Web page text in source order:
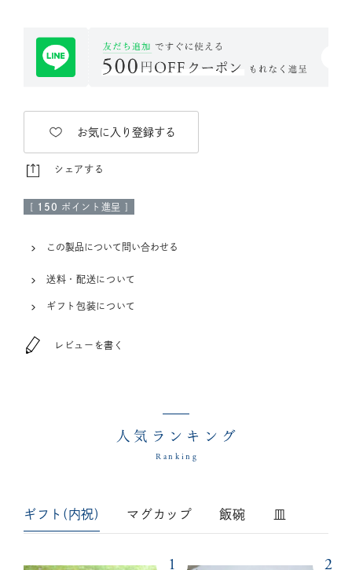
お気に入り登録する
シェアする
[ 150 ポイント進呈 ]
この製品について問い合わせる
送料・配送について
ギフト包装について
レビューを書く
人気ランキング
Ranking
ギフト(内祝) マグカップ 飯碗 皿
1 2